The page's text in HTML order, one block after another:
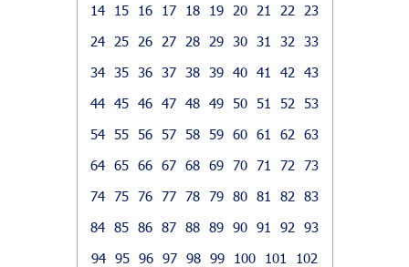
14
15 16 17 18 19 20 21 22
23
24
25 26 27 28 29 30 31 32
33
34 35 36 37 38 39 40 41 42
43
44 45 46 47 48 49 50 51 52
53
54 55 56 57 58 59 60 61 62
63
64 65 66 67 68 69 70 71 72
73
74 75 76 77 78 79 80 81 82
83
84 85 86 87 88 89 90 91 92
93
94 95 96 97 98 99 100 101
102